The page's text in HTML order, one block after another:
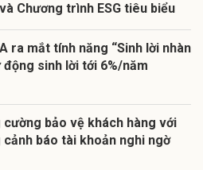
Chương trình ESG tiêu biểu
ra mắt tính năng “Sinh lời nhàn
động sinh lời tới 6%/năm
cường bảo vệ khách hàng với
cảnh báo tài khoản nghi ngờ